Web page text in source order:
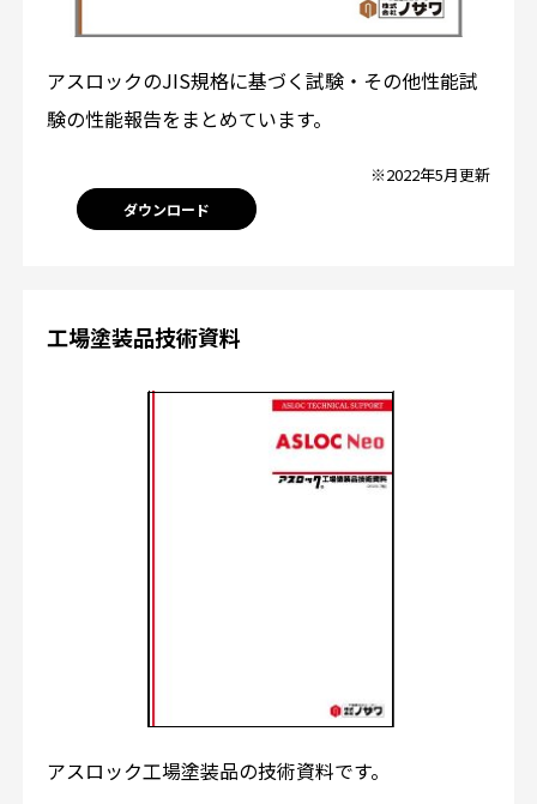
アスロックのJIS規格に基づく試験・その他性能試
験の性能報告をまとめています。
※2022年5月更新
ダウンロード
工場塗装品技術資料
アスロック工場塗装品の技術資料です。